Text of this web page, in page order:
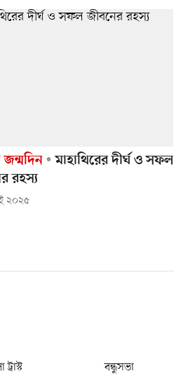
মাহাথিরের দীর্ঘ ও সফল
রহস্য
২০২৫
বন্ধুসভা